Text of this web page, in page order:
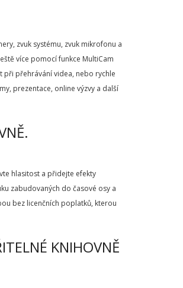
zvuk systému, zvuk mikrofonu a
více pomocí funkce MultiCam
při přehrávání videa, nebo rychle
prezentace, online výzvy a další
hlasitost a přidejte efekty
zabudovaných do časové osy a
bez licenčních poplatků, kterou
KNIHOVNĚ